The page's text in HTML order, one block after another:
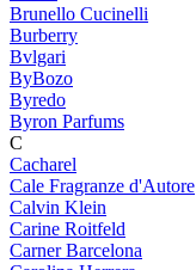
Brunello Cucinelli
Burberry
Bvlgari
ByBozo
Byredo
Byron Parfums
C
Cacharel
Cale Fragranze d'Autore
Calvin Klein
Carine Roitfeld
Carner Barcelona